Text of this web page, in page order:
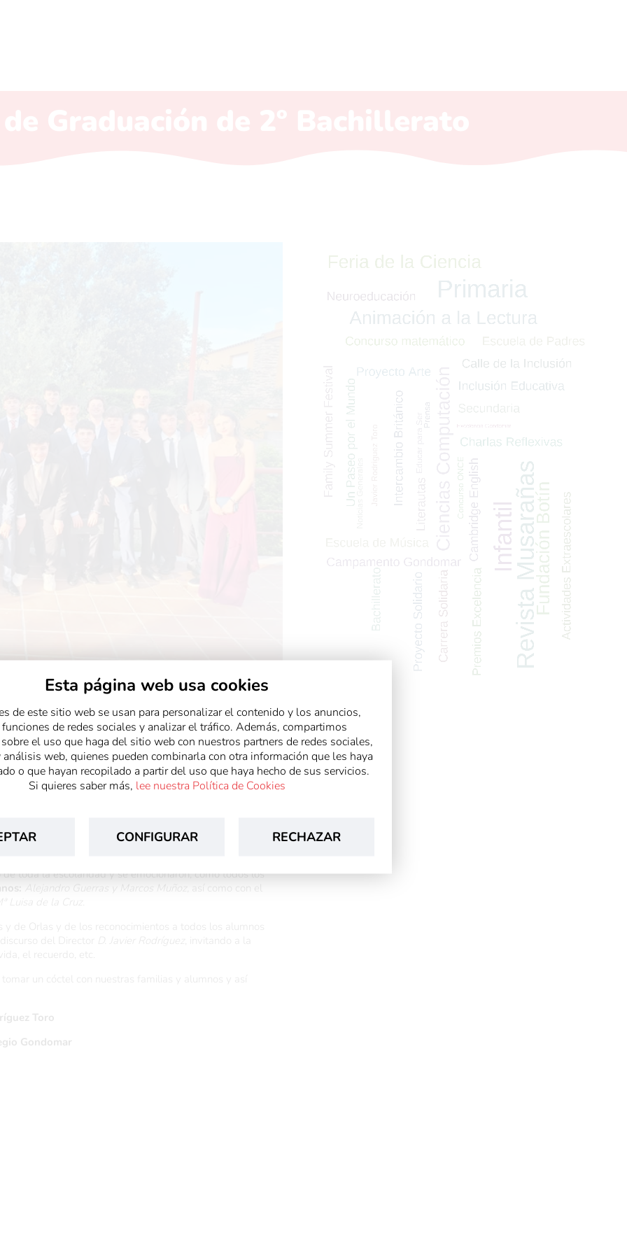
octava promoción de los alumnos de Segundo de
del Gobierno Municipal, autoridades
alumnos y exalumnos. La presentación del acto corrió a
unas palabras de agradecimiento al Colegio por su labor en
creciendo en los nuevos retos que están en el horizonte.
toda la escolaridad y se emocionaron, como todos los
Alejandro Guerras y Marcos Muñoz,
así como con el
Luisa de la Cruz
y de Orlas y de los reconocimientos a todos los alumnos
del Director
D. Javier Rodríguez
, invitando a la
el recuerdo, etc.
un cóctel con nuestras familias y alumnos y así
Toro
Gondomar
Esta página web usa cookies
de este sitio web se usan para personalizar el contenido y los anuncios,
funciones de redes sociales y analizar el tráfico. Además, compartimos
el uso que haga del sitio web con nuestros partners de redes sociales,
web, quienes pueden combinarla con otra información que les haya
o que hayan recopilado a partir del uso que haya hecho de sus servicios.
Si quieres saber más, lee nuestra Política de Cookies
CONFIGURAR RECHAZAR